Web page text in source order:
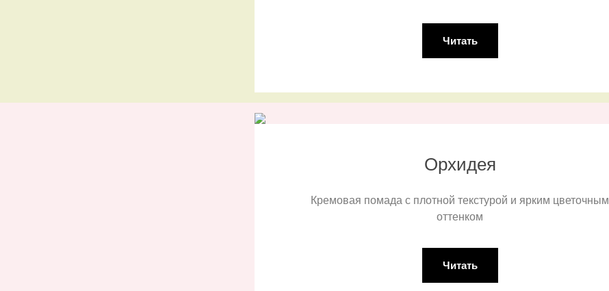
Читать
Орхидея
Кремовая помада с плотной текстурой и ярким цветочным
оттенком
Читать